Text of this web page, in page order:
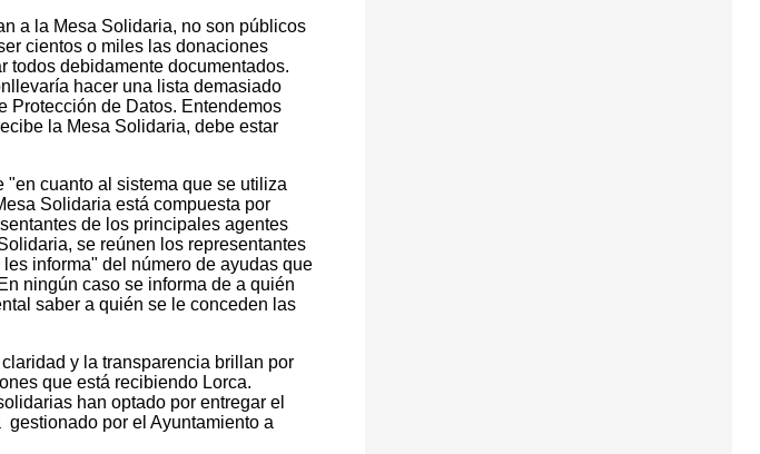
a la Mesa Solidaria, no son públicos
cientos o miles las donaciones
todos debidamente documentados.
hacer una lista demasiado
Protección de Datos. Entendemos
la Mesa Solidaria, debe estar
cuanto al sistema que se utiliza
Solidaria está compuesta por
de los principales agentes
se reúnen los representantes
informa" del número de ayudas que
ningún caso se informa de a quién
saber a quién se le conceden las
y la transparencia brillan por
que está recibiendo Lorca.
han optado por entregar el
por el Ayuntamiento a